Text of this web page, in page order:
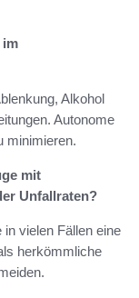
im
Alkohol
Autonome
minimieren.
mit
Unfallraten?
vielen Fällen eine
herkömmliche